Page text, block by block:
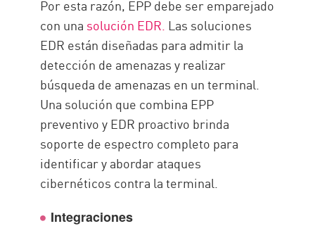
Por esta razón, EPP debe ser emparejado
con una solución EDR. Las soluciones
EDR están diseñadas para admitir la
detección de amenazas y realizar
búsqueda de amenazas en un terminal.
Una solución que combina EPP
preventivo y EDR proactivo brinda
soporte de espectro completo para
identificar y abordar ataques
cibernéticos contra la terminal.
Integraciones